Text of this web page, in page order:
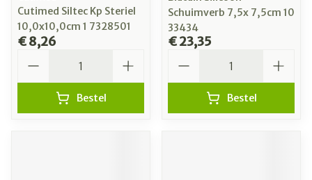
Cutimed Siltec Kp Steriel
10,0x10,0cm 1 7328501
€ 8,26
Bestel
Schuimverb 7,5x 7,5cm 10
33434
€ 23,35
Bestel